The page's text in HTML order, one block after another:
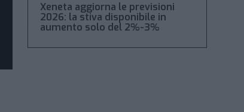
Xeneta aggiorna le previsioni
2026: la stiva disponibile in
aumento solo del 2%-3%